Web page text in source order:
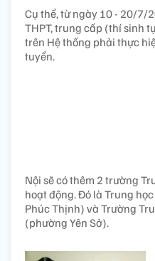
Cụ thể, từ ngày 10 - 20/7/
THPT, trung cấp (thí sinh
trên Hệ thống phải thực
tuyển.
Nội sẽ có thêm 2 trường
hoạt động. Đó là Trung
Phúc Thịnh) và Trường
(phường Yên Sở).